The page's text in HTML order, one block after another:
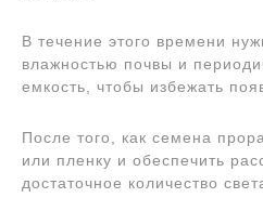
В течение этого времени
влажностью почвы и
емкость, чтобы избежать
После того, как семена
или пленку и обеспечить
достаточное количество